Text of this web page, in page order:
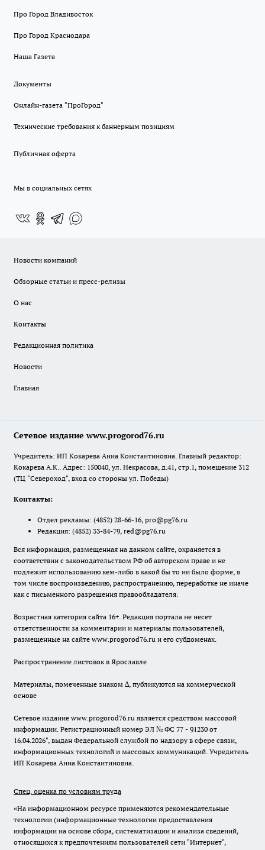
Про Город Владивосток
Про Город Краснодара
Наша Газета
Документы
Онлайн-газета "ПроГород"
Технические требования к баннерным позициям
Публичная оферта
Мы в социальных сетях
Новости компаний
Обзорные статьи и пресс-релизы
О нас
Контакты
Редакционная политика
Новости
Главная
Сетевое издание www.progorod76.ru
Учредитель: ИП Кокарева Анна Константиновна. Главный редактор:
Кокарева А.К.. Адрес: 150040, ул. Некрасова, д.41, стр.1, помещение 312
(ТЦ "Североход", вход со стороны ул. Победы)
Контакты:
Отдел рекламы: (4852) 28-66-16, pro@pg76.ru
Редакция: (4852) 33-84-79, red@pg76.ru
Вся информация, размещенная на данном сайте, охраняется в
соответствии с законодательством РФ об авторском праве и не
подлежит использованию кем-либо в какой бы то ни было форме, в
том числе воспроизведению, распространению, переработке не иначе
как с письменного разрешения правообладателя.
Возрастная категория сайта 16+. Редакция портала не несет
ответственности за комментарии и материалы пользователей,
размещенные на сайте www.progorod76.ru и его субдоменах.
Распространение листовок в Ярославле
Материалы, помеченные знаком ∆, публикуются на коммерческой
основе
Сетевое издание www.progorod76.ru является средством массовой
информации. Регистрационный номер ЭЛ № ФС 77 - 91230 от
16.04.2026", выдан Федеральной службой по надзору в сфере связи,
информационных технологий и массовых коммуникаций. Учредитель
ИП Кокарева Анна Константиновна.
Спец. оценка по условиям труда
«На информационном ресурсе применяются рекомендательные
технологии (информационные технологии предоставления
информации на основе сбора, систематизации и анализа сведений,
относящихся к предпочтениям пользователей сети "Интернет",